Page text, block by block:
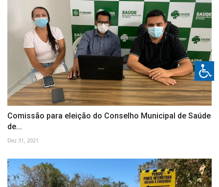
Comissão para eleição do Conselho Municipal de Saúde
de...
Dez 31, 2021